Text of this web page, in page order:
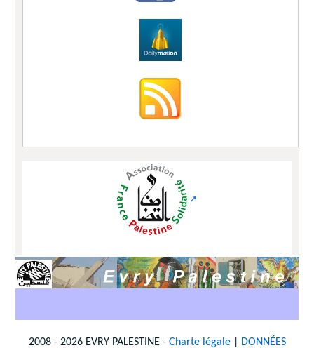
2008 - 2026 EVRY PALESTINE - Charte légale| DONNÉES